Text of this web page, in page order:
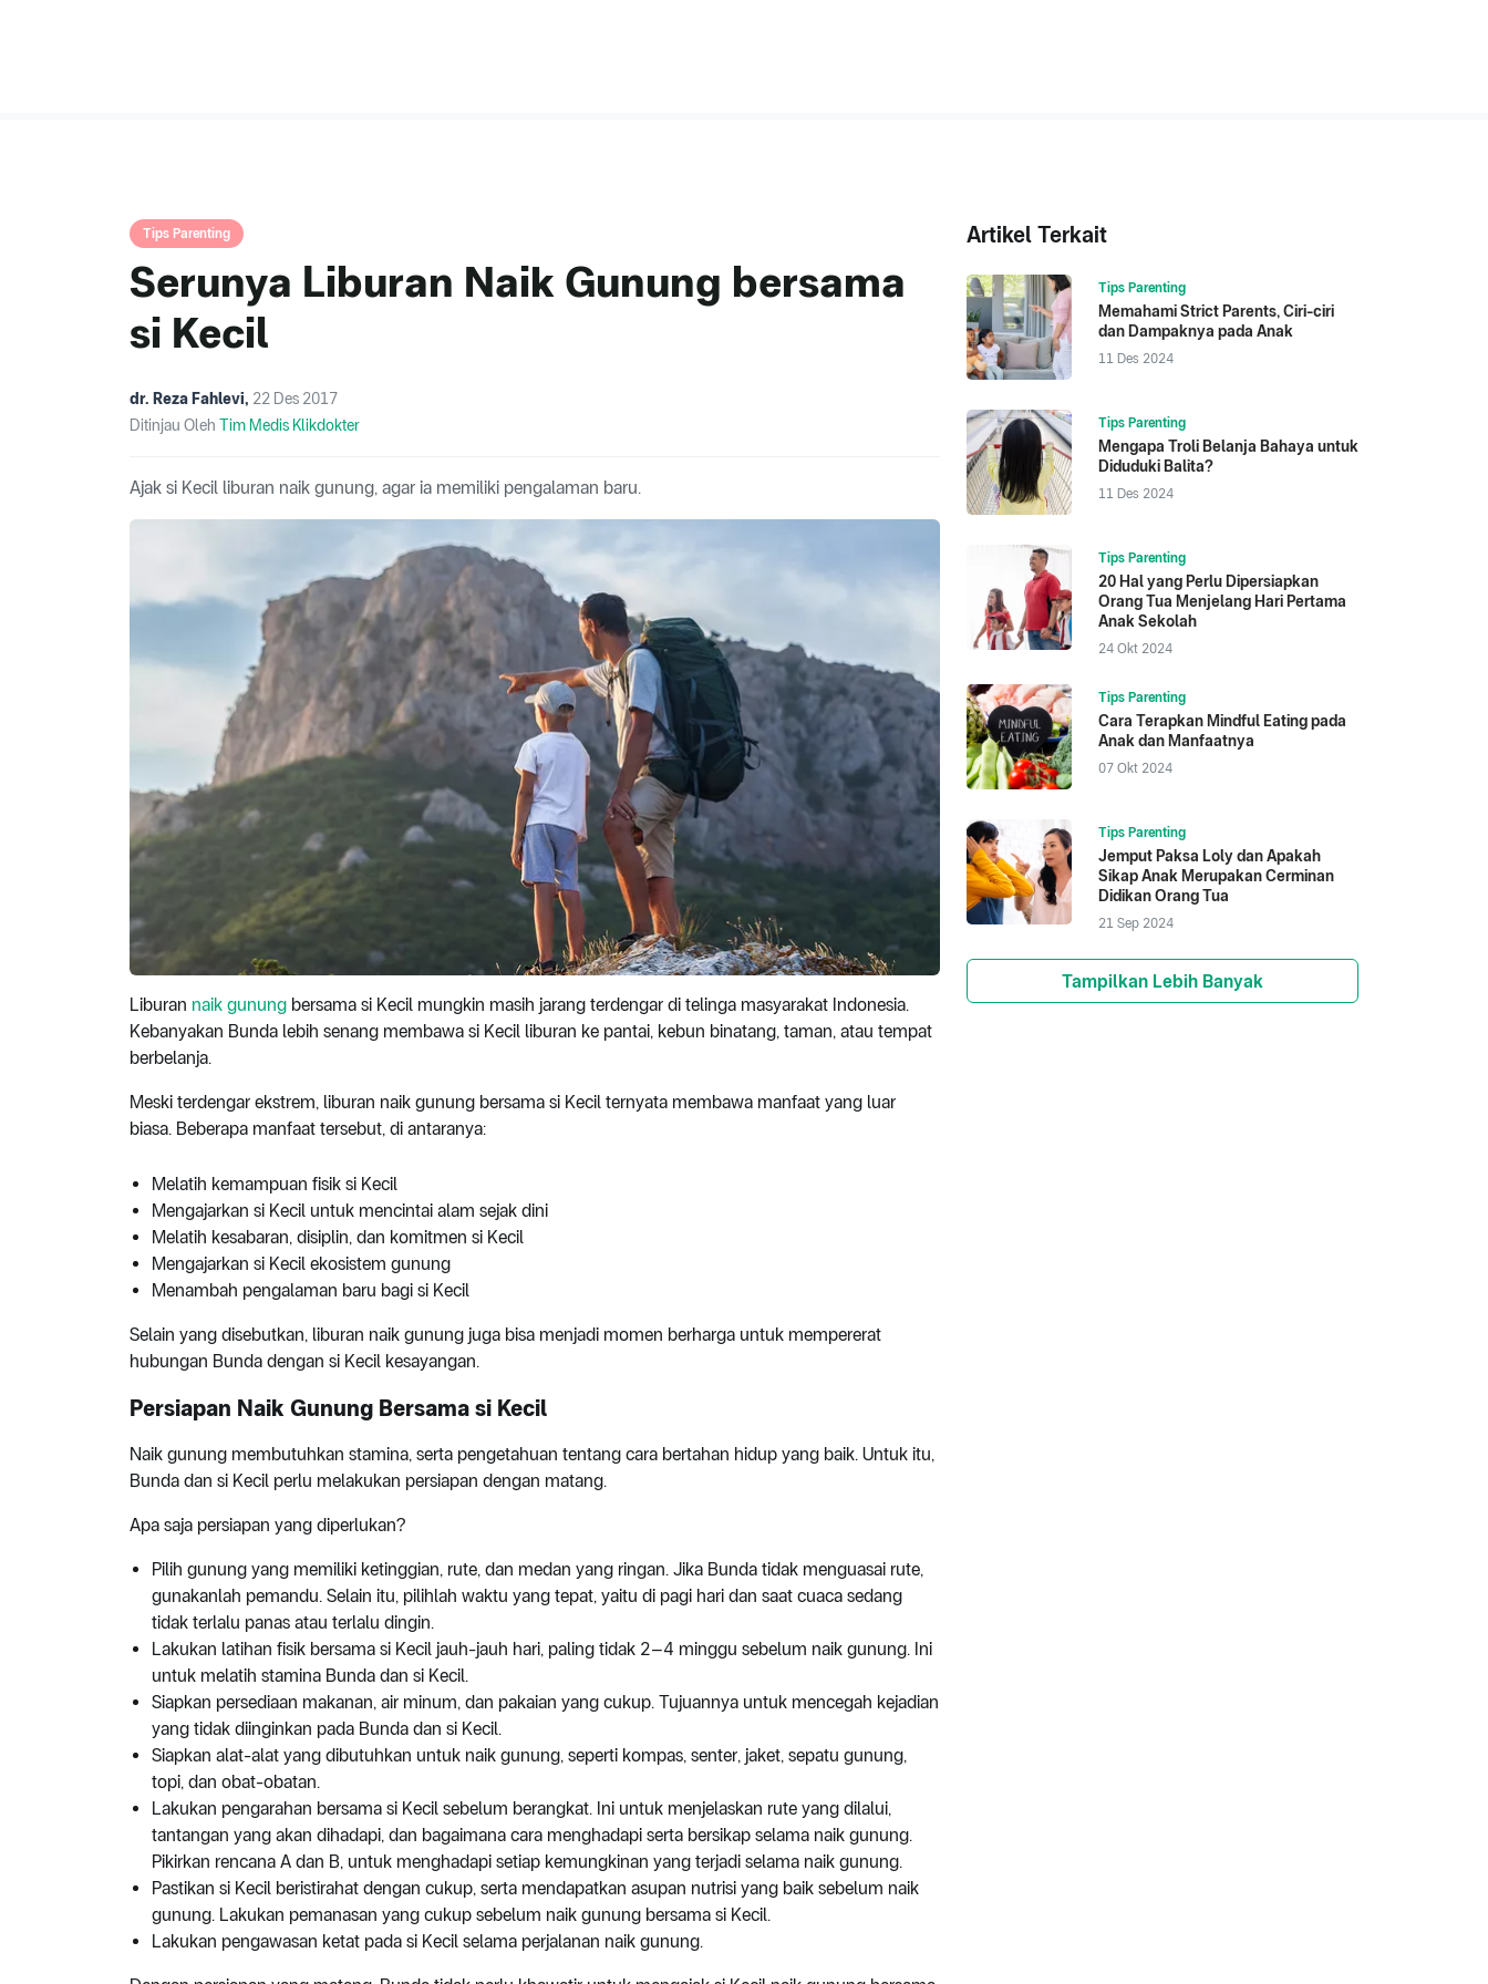
Tips Parenting
Serunya Liburan Naik Gunung bersama
si Kecil
dr. Reza Fahlevi, 22 Des 2017
Ditinjau Oleh Tim Medis Klikdokter
Ajak si Kecil liburan naik gunung, agar ia memiliki pengalaman baru.
Liburan naik gunung bersama si Kecil mungkin masih jarang terdengar di telinga masyarakat Indonesia.
Kebanyakan Bunda lebih senang membawa si Kecil liburan ke pantai, kebun binatang, taman, atau tempat
berbelanja.
Meski terdengar ekstrem, liburan naik gunung bersama si Kecil ternyata membawa manfaat yang luar
biasa. Beberapa manfaat tersebut, di antaranya:
Melatih kemampuan fisik si Kecil
Mengajarkan si Kecil untuk mencintai alam sejak dini
Melatih kesabaran, disiplin, dan komitmen si Kecil
Mengajarkan si Kecil ekosistem gunung
Menambah pengalaman baru bagi si Kecil
Selain yang disebutkan, liburan naik gunung juga bisa menjadi momen berharga untuk mempererat
hubungan Bunda dengan si Kecil kesayangan.
Persiapan Naik Gunung Bersama si Kecil
Naik gunung membutuhkan stamina, serta pengetahuan tentang cara bertahan hidup yang baik. Untuk itu,
Bunda dan si Kecil perlu melakukan persiapan dengan matang.
Apa saja persiapan yang diperlukan?
Pilih gunung yang memiliki ketinggian, rute, dan medan yang ringan. Jika Bunda tidak menguasai rute,
gunakanlah pemandu. Selain itu, pilihlah waktu yang tepat, yaitu di pagi hari dan saat cuaca sedang
tidak terlalu panas atau terlalu dingin.
Lakukan latihan fisik bersama si Kecil jauh-jauh hari, paling tidak 2–4 minggu sebelum naik gunung. Ini
untuk melatih stamina Bunda dan si Kecil.
Siapkan persediaan makanan, air minum, dan pakaian yang cukup. Tujuannya untuk mencegah kejadian
yang tidak diinginkan pada Bunda dan si Kecil.
Siapkan alat-alat yang dibutuhkan untuk naik gunung, seperti kompas, senter, jaket, sepatu gunung,
topi, dan obat-obatan.
Lakukan pengarahan bersama si Kecil sebelum berangkat. Ini untuk menjelaskan rute yang dilalui,
tantangan yang akan dihadapi, dan bagaimana cara menghadapi serta bersikap selama naik gunung.
Pikirkan rencana A dan B, untuk menghadapi setiap kemungkinan yang terjadi selama naik gunung.
Pastikan si Kecil beristirahat dengan cukup, serta mendapatkan asupan nutrisi yang baik sebelum naik
gunung. Lakukan pemanasan yang cukup sebelum naik gunung bersama si Kecil.
Lakukan pengawasan ketat pada si Kecil selama perjalanan naik gunung.
Artikel Terkait
Tips Parenting
Memahami Strict Parents, Ciri-ciri
dan Dampaknya pada Anak
11 Des 2024
Tips Parenting
Mengapa Troli Belanja Bahaya untuk
Diduduki Balita?
11 Des 2024
Tips Parenting
20 Hal yang Perlu Dipersiapkan
Orang Tua Menjelang Hari Pertama
Anak Sekolah
24 Okt 2024
Tips Parenting
Cara Terapkan Mindful Eating pada
Anak dan Manfaatnya
07 Okt 2024
Tips Parenting
Jemput Paksa Loly dan Apakah
Sikap Anak Merupakan Cerminan
Didikan Orang Tua
21 Sep 2024
Tampilkan Lebih Banyak